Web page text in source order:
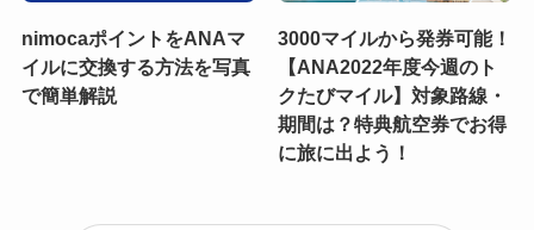
nimocaポイントをANAマ
イルに交換する方法を写真
で簡単解説
3000マイルから発券可能！
【ANA2022年度今週のト
クたびマイル】対象路線・
期間は？特典航空券でお得
に旅に出よう！